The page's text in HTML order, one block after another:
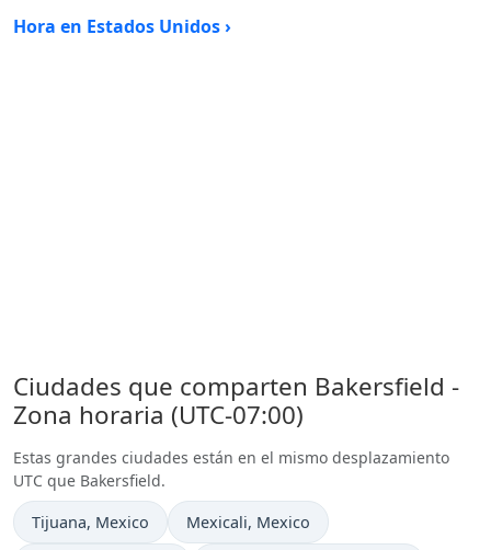
Hora en Estados Unidos ›
Ciudades que comparten Bakersfield -
Zona horaria (UTC-07:00)
Estas grandes ciudades están en el mismo desplazamiento
UTC que Bakersfield.
Hora actual en
Tijuana, Mexico Hora actual en
Mexicali, Mexico